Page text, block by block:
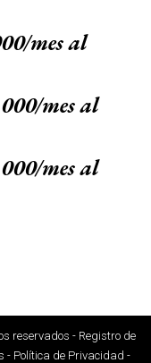
mes al
mes al
mes al
reservados - Registro de
- Política de Privacidad -